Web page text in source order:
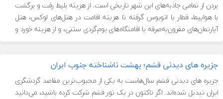
بردن از تمامی جاذبه‌های این شهر تاریخی است. از هزینه بلیط رفت و برگشت
با هواپیما، قطار یا اتوبوس گرفته تا هزینه اقامت در هتل‌های لوکس، هتل
آپارتمان‌های مقرون‌به‌صرفه یا اقامتگاه‌های بوم‌گردی سنتی، و از هزینه خورد و
جزیره های دیدنی قشم؛ بهشت ناشناخته جنوب ایران
جزیره های دیدنی قشم سال‌هاست به یکی از محبوب‌ترین مقاصد گردشگری
ایران تبدیل شده‌اند. اگر تاکنون در یک تور قشم شرکت کرده باشید، می‌دانید